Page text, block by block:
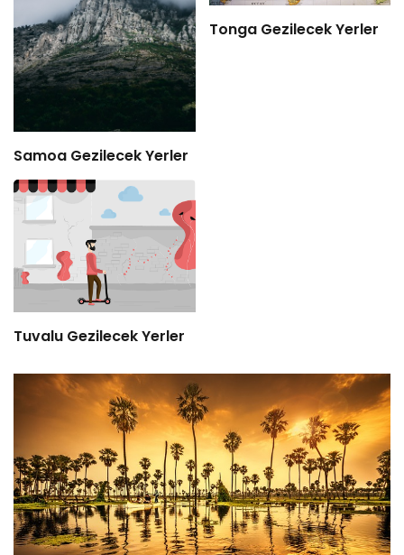
Samoa Gezilecek Yerler
Tonga Gezilecek Yerler
Tuvalu Gezilecek Yerler